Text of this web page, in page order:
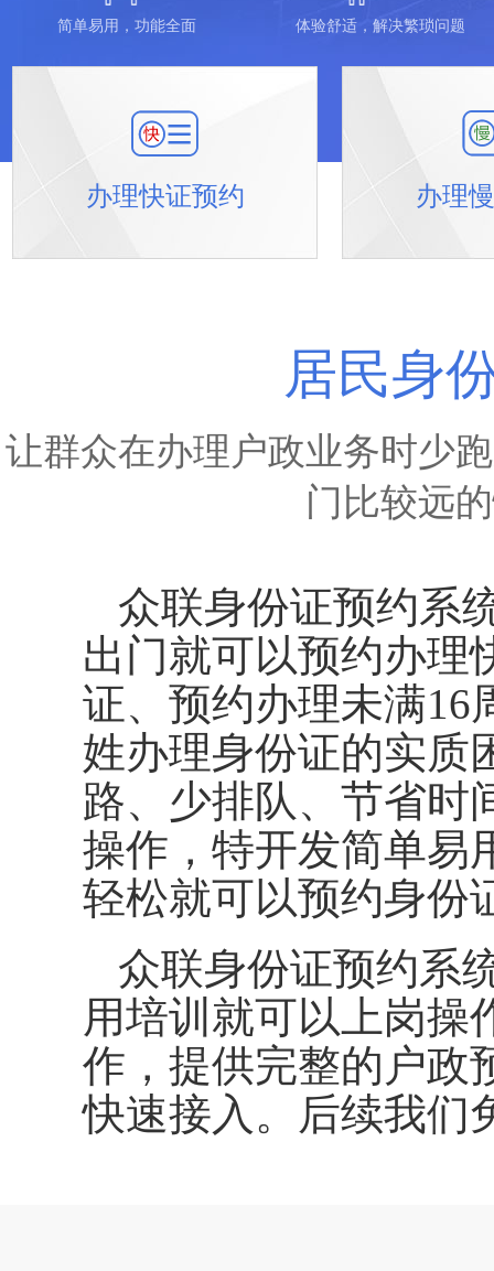
简单易用，功能全面 体验舒适，解决繁琐问题
办理快证预约 办理
居民身
让群众在办理户政业务时少
门比较远
众联身份证预约系
出门就可以预约办理
证、预约办理未满16
姓办理身份证的实质
路、少排队、节省时
操作，特开发简单易
轻松就可以预约身份
众联身份证预约系
用培训就可以上岗操
作，提供完整的户政
快速接入。后续我们